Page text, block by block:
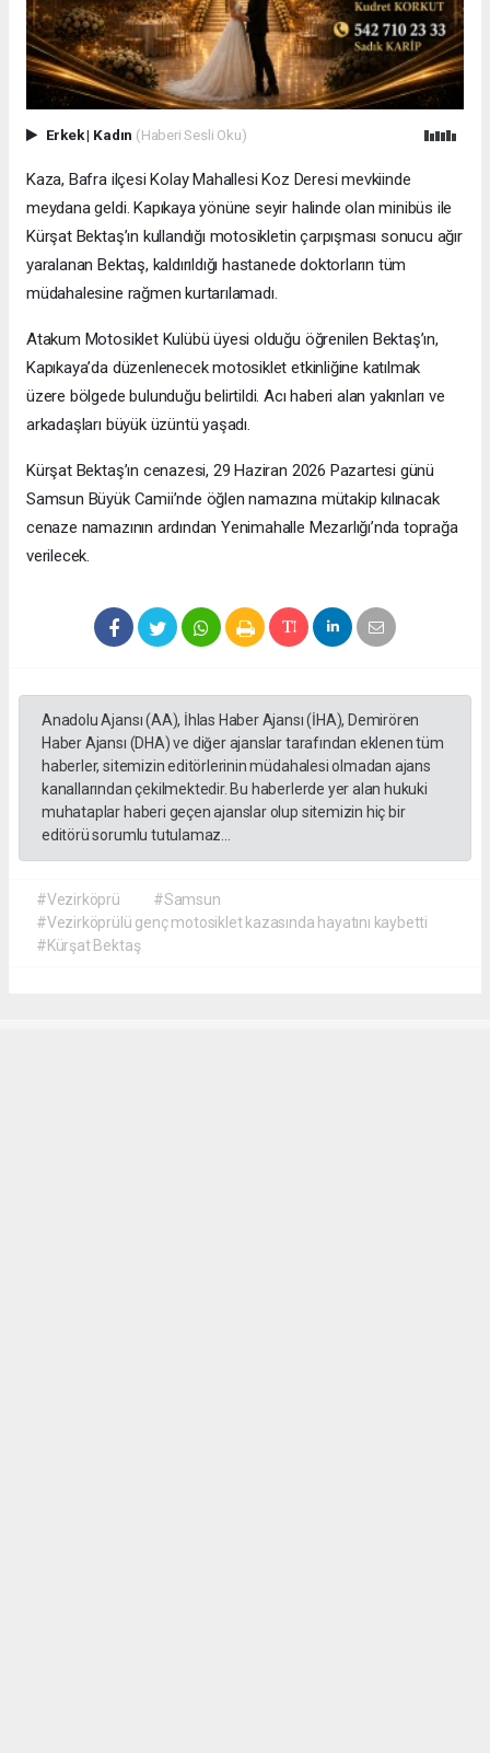
Erkek| Kadın (Haberi Sesli Oku)
Kaza, Bafra ilçesi Kolay Mahallesi Koz Deresi mevkiinde
meydana geldi. Kapıkaya yönüne seyir halinde olan minibüs ile
Kürşat Bektaş’ın kullandığı motosikletin çarpışması sonucu ağır
yaralanan Bektaş, kaldırıldığı hastanede doktorların tüm
müdahalesine rağmen kurtarılamadı.
Atakum Motosiklet Kulübü üyesi olduğu öğrenilen Bektaş’ın,
Kapıkaya’da düzenlenecek motosiklet etkinliğine katılmak
üzere bölgede bulunduğu belirtildi. Acı haberi alan yakınları ve
arkadaşları büyük üzüntü yaşadı.
Kürşat Bektaş’ın cenazesi, 29 Haziran 2026 Pazartesi günü
Samsun Büyük Camii’nde öğlen namazına mütakip kılınacak
cenaze namazının ardından Yenimahalle Mezarlığı’nda toprağa
verilecek.
Anadolu Ajansı (AA), İhlas Haber Ajansı (İHA), Demirören
Haber Ajansı (DHA) ve diğer ajanslar tarafından eklenen tüm
haberler, sitemizin editörlerinin müdahalesi olmadan ajans
kanallarından çekilmektedir. Bu haberlerde yer alan hukuki
muhataplar haberi geçen ajanslar olup sitemizin hiç bir
editörü sorumlu tutulamaz...
#Vezirköprü
#Samsun
#Vezirköprülü genç motosiklet kazasında hayatını kaybetti
#Kürşat Bektaş